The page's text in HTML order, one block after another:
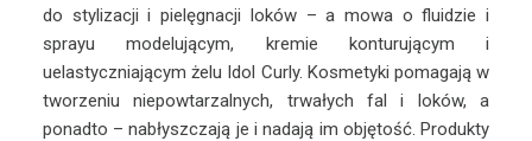
do stylizacji i pielęgnacji loków – a mowa o fluidzie i
sprayu modelującym, kremie konturującym i
uelastyczniającym żelu Idol Curly. Kosmetyki pomagają w
tworzeniu niepowtarzalnych, trwałych fal i loków, a
ponadto – nabłyszczają je i nadają im objętość. Produkty